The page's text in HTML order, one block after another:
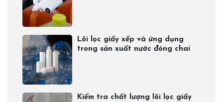
Lõi lọc giấy xếp và ứng dụng
trong sản xuất nước đóng chai​
Kiểm tra chất lượng lõi lọc giấy